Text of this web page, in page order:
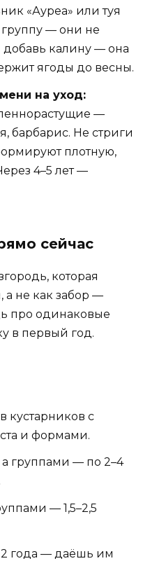
«Ауреа» или туя
— они не
добавь калину — она
ягоды до весны.
на уход:
—
барбарис. Не стриги
плотную,
4–5 лет —
сейчас
которая
а не как забор —
про одинаковые
в первый год.
кустарников с
и формами.
группами — по 2–4
— 1,5–2,5
года — даёшь им